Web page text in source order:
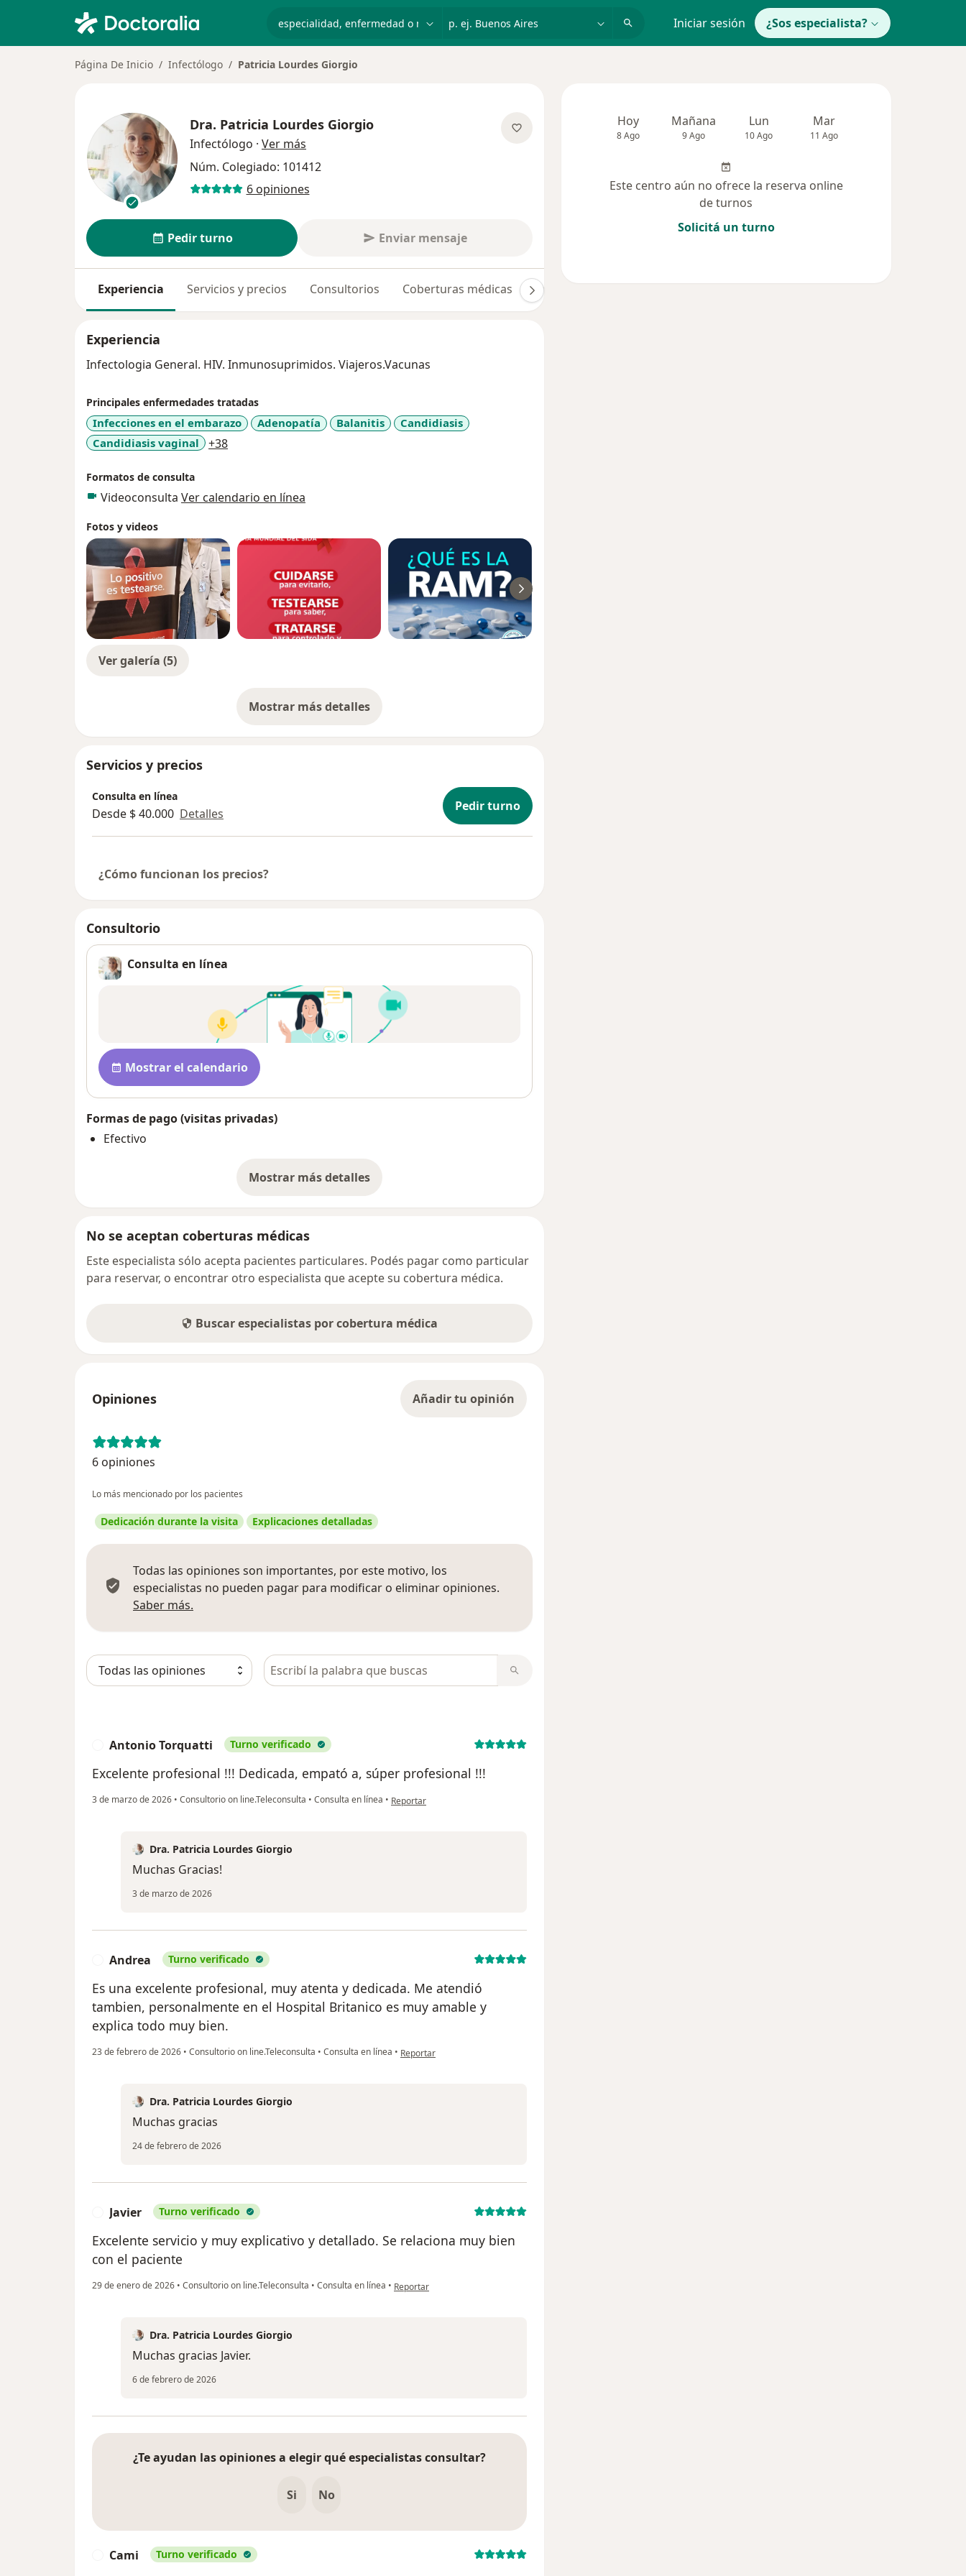
Iniciar sesión ¿Sos especialista?
Página De Inicio Infectólogo Patricia Lourdes Giorgio
Dra. Patricia Lourdes Giorgio
Infectólogo · Ver más
Núm. Colegiado: 101412
6 opiniones
Pedir turno Enviar mensaje
Experiencia Servicios y precios Consultorios Coberturas médicas Opiniones (6)
Experiencia
Infectologia General. HIV. Inmunosuprimidos. Viajeros.Vacunas
Principales enfermedades tratadas
Infecciones en el embarazo Adenopatía Balanitis
Candidiasis
Candidiasis vaginal
+38a11y_sr_more_diseases
Formatos de consulta
Videoconsulta Ver calendario en línea
Fotos y videos
Ver galería (5)
Mostrar más detalles
sobre la experiencia
Servicios y precios
Consulta en línea
Desde $ 40.000 Detalles Pedir turno
¿Cómo funcionan los precios?
Consultorio
Consulta en línea
Disponibilidad
Mostrar el calendario
Formas de pago (visitas privadas)
Efectivo
Mostrar más detalles
sobre la dirección
No se aceptan coberturas médicas
Este especialista sólo acepta pacientes particulares. Podés pagar como particular
para reservar, o encontrar otro especialista que acepte su cobertura médica.
Buscar especialistas por cobertura médica
Opiniones Añadir tu opinión
6 opiniones
Lo más mencionado por los pacientes
Dedicación durante la visita Explicaciones detalladas
Todas las opiniones son importantes, por este motivo, los
especialistas no pueden pagar para modificar o eliminar opiniones.
Saber más.
Busca en opiniones
Antonio Torquatti Turno verificado
Excelente profesional !!! Dedicada, empató a, súper profesional !!!
3 de marzo de 2026 • Consultorio on line.Teleconsulta • Consulta en línea • en opinión del usuario Antonio Torquatti
Reportar
Dra. Patricia Lourdes Giorgio
Muchas Gracias!
3 de marzo de 2026
Andrea Turno verificado
Es una excelente profesional, muy atenta y dedicada. Me atendió
tambien, personalmente en el Hospital Britanico es muy amable y
explica todo muy bien.
23 de febrero de 2026 • Consultorio on line.Teleconsulta • Consulta en línea • en opinión del usuario Andrea
Reportar
Dra. Patricia Lourdes Giorgio
Muchas gracias
24 de febrero de 2026
Javier Turno verificado
Excelente servicio y muy explicativo y detallado. Se relaciona muy bien
con el paciente
29 de enero de 2026 • Consultorio on line.Teleconsulta • Consulta en línea • en opinión del usuario Javier
Reportar
Dra. Patricia Lourdes Giorgio
Muchas gracias Javier.
6 de febrero de 2026
¿Te ayudan las opiniones a elegir qué especialistas consultar?
Si No
Cami Turno verificado
Hoy
8 Ago
Mañana
9 Ago
Lun
10 Ago
Mar
11 Ago
Este centro aún no ofrece la reserva online
de turnos
Solicitá un turno